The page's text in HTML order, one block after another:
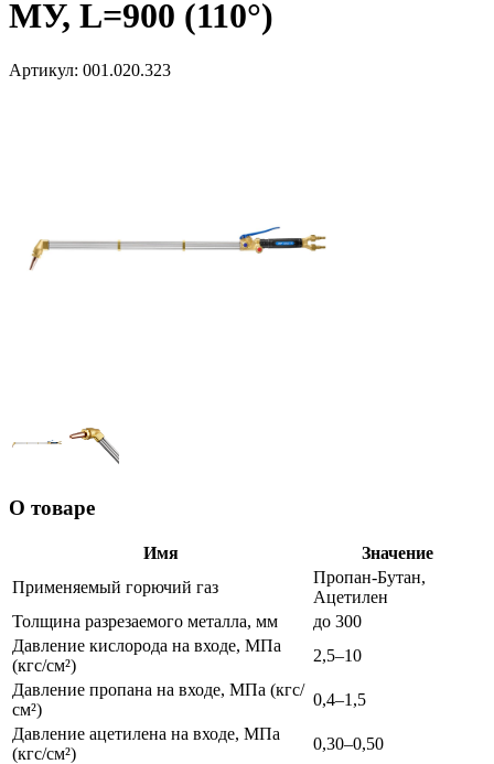
МУ, L=900 (110°)
Артикул: 001.020.323
О товаре
Имя
Значение
Применяемый горючий газ
Пропан-Бутан,
Ацетилен
Толщина разрезаемого металла, мм
до 300
Давление кислорода на входе, МПа
(кгс/см²)
2,5–10
Давление пропана на входе, МПа (кгс/
см²)
0,4–1,5
Давление ацетилена на входе, МПа
(кгс/см²)
0,30–0,50